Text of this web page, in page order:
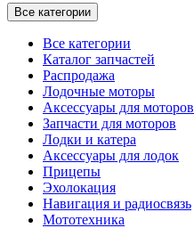
Все категории
Все категории
Каталог запчастей
Распродажа
Лодочные моторы
Аксессуары для моторов
Запчасти для моторов
Лодки и катера
Аксессуары для лодок
Прицепы
Эхолокация
Навигация и радиосвязь
Мототехника